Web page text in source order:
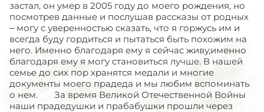
застал, он умер в 2005 году до моего рождения, но
посмотрев данные и послушав рассказы от родных
– могу с уверенностью сказать, что я горжусь им и
всегда буду гордиться и пытаться быть похожим на
него. Именно благодаря ему я сейчас живу,именно
благодаря ему я могу становиться лучше. В нашей
семье до сих пор хранятся медали и многие
документы моего прадеда и мы любим вспоминать
о нем. За время Великой Отечественной Войны
наши прадедушки и прабабушки прошли через